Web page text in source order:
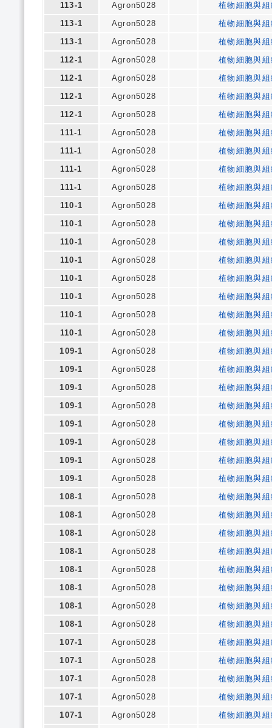
113-1
Agron5028
植物細胞與
113-1
Agron5028
植物細胞與
113-1
Agron5028
植物細胞與
112-1
Agron5028
植物細胞與
112-1
Agron5028
植物細胞與
112-1
Agron5028
植物細胞與
112-1
Agron5028
植物細胞與
111-1
Agron5028
植物細胞與
111-1
Agron5028
植物細胞與
111-1
Agron5028
植物細胞與
111-1
Agron5028
植物細胞與
110-1
Agron5028
植物細胞與
110-1
Agron5028
植物細胞與
110-1
Agron5028
植物細胞與
110-1
Agron5028
植物細胞與
110-1
Agron5028
植物細胞與
110-1
Agron5028
植物細胞與
110-1
Agron5028
植物細胞與
110-1
Agron5028
植物細胞與
109-1
Agron5028
植物細胞與
109-1
Agron5028
植物細胞與
109-1
Agron5028
植物細胞與
109-1
Agron5028
植物細胞與
109-1
Agron5028
植物細胞與
109-1
Agron5028
植物細胞與
109-1
Agron5028
植物細胞與
109-1
Agron5028
植物細胞與
108-1
Agron5028
植物細胞與
108-1
Agron5028
植物細胞與
108-1
Agron5028
植物細胞與
108-1
Agron5028
植物細胞與
108-1
Agron5028
植物細胞與
108-1
Agron5028
植物細胞與
108-1
Agron5028
植物細胞與
108-1
Agron5028
植物細胞與
107-1
Agron5028
植物細胞與
107-1
Agron5028
植物細胞與
107-1
Agron5028
植物細胞與
107-1
Agron5028
植物細胞與
107-1
Agron5028
植物細胞與